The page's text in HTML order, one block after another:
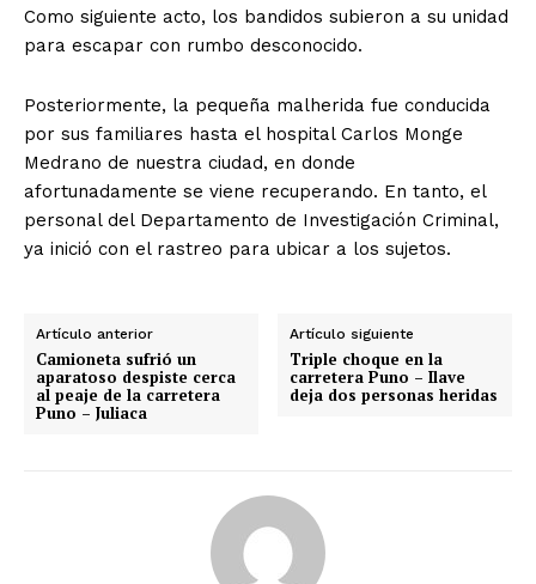
Como siguiente acto, los bandidos subieron a su unidad
para escapar con rumbo desconocido.
Posteriormente, la pequeña malherida fue conducida
por sus familiares hasta el hospital Carlos Monge
Medrano de nuestra ciudad, en donde
afortunadamente se viene recuperando. En tanto, el
personal del Departamento de Investigación Criminal,
ya inició con el rastreo para ubicar a los sujetos.
Artículo anterior
Camioneta sufrió un
aparatoso despiste cerca
al peaje de la carretera
Puno – Juliaca
Artículo siguiente
Triple choque en la
carretera Puno – Ilave
deja dos personas heridas